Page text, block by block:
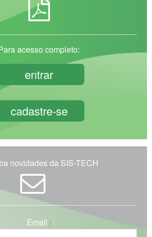
acesso completo:
entrar
cadastre-se
novidades da SIS-TECH
Email *